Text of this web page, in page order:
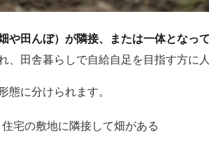
や田んぼ）が隣接、または一体となっ
田舎暮らしで自給自足を目指す方に
態に分けられます。
住宅の敷地に隣接して畑がある